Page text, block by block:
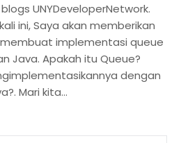
UNYDeveloperNetwork.
ini, Saya akan memberikan
implementasi queue
Java. Apakah itu Queue?
dengan
Mari kita…